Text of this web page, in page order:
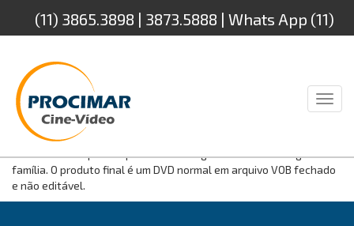
(11) 3865.3898 | 3873.5888 | Whats App (11)
94232.4888
Recomendado para o publico doméstico, a telecinagem para DVD
é a forma mais prática para assistir e guardar filmes antigos de
família. O produto final é um DVD normal em arquivo VOB fechado
e não editável.